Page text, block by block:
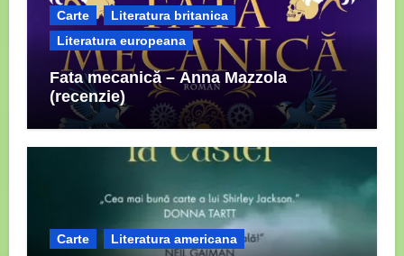
Carte
Literatura britanica
Literatura europeana
Fata mecanică – Anna Mazzola
(recenzie)
Carte Literatura americana